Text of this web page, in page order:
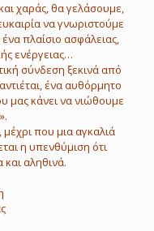
χαράς, θα γελάσουμε,
να γνωριστούμε
πλαίσιο ασφάλειας,
ενέργειας…
σύνδεση ξεκινά από
ένα αυθόρμητο
μας κάνει να νιώθουμε
μέχρι που μια αγκαλιά
η υπενθύμιση ότι
και αληθινά.